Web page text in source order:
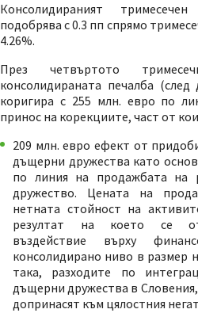
Консолидираният
подобрява с 0.3 пп спрямо
4.26%.
През четвъртото
консолидираната печалба (след
коригира с 255 млн. евро по
принос на корекциите, част от
209 млн. евро ефект от
дъщерни дружества като
по линия на продажбата на
дружество. Цената на
нетната стойност на
резултат на което се
въздействие върху
консолидирано ниво в размер
така, разходите по
дъщерни дружества в
допринасят към цялостния